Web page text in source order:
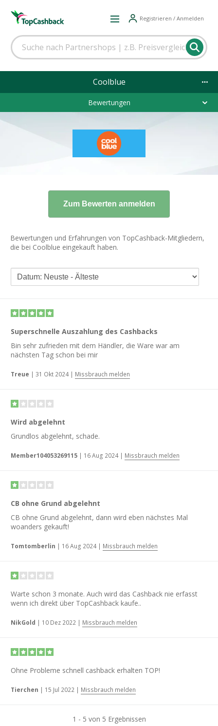
Registrieren / Anmelden
Coolblue
Bewertungen
Bewertungen und Erfahrungen von TopCashback-Mitgliedern,
die bei Coolblue eingekauft haben.
Superschnelle Auszahlung des Cashbacks
Bin sehr zufrieden mit dem Händler, die Ware war am
nächsten Tag schon bei mir
Treue | 31 Okt 2024 | Missbrauch melden
Wird abgelehnt
Grundlos abgelehnt, schade.
Member104053269115 | 16 Aug 2024 | Missbrauch melden
CB ohne Grund abgelehnt
CB ohne Grund abgelehnt, dann wird eben nächstes Mal
woanders gekauft!
Tomtomberlin | 16 Aug 2024 | Missbrauch melden
Warte schon 3 monate. Auch wird das Cashback nie erfasst
wenn ich direkt über TopCashback kaufe..
NikGold | 10 Dez 2022 | Missbrauch melden
Ohne Probleme schnell cashback erhalten TOP!
Tierchen | 15 Jul 2022 | Missbrauch melden
1 - 5 von 5 Ergebnissen